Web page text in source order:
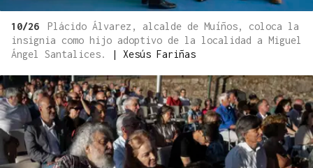
10/26
Plácido Álvarez, alcalde de Muíños, coloca la
insignia como hijo adoptivo de la localidad a Miguel
Ángel Santalices.
| Xesús Fariñas